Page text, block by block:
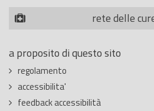
rete delle
a proposito di questo sito
regolamento
accessibilita'
feedback accessibilità